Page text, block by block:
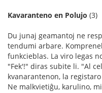
Kavaranteno en Polujo (3)
Du junaj geamantoj ne
tendumi arbare.
funkcieblas. La viro legas
"Fek'!" diras subite li. "Al
kvanarantenon, la
Ne malkvietiĝu, karulino,